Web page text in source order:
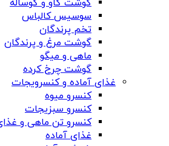
گوشت گاو و گوساله
سوسیس کالباس
تخم پرندگان
گوشت مرغ و پرندگان
ماهی و میگو
گوشت چرخ کرده
غذای آماده و کنسرویجات
کنسرو میوه
کنسرو سبزیجات
کنسرو تن ماهی و
غذای آماده